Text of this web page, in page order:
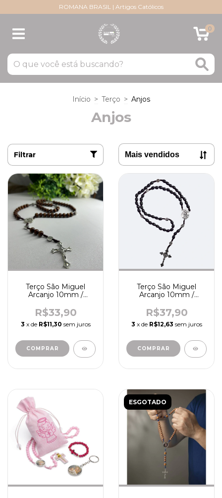
ROMANA BRASIL | Artigos Católicos
0
Início > Terço > Anjos
Anjos
Filtrar
Terço São Miguel
Arcanjo 10mm /
R0010
R$33,90
3 x de R$11,30 sem juros
Terço São Miguel
Arcanjo 10mm /
R1053
R$37,90
3 x de R$12,63 sem juros
ESGOTADO